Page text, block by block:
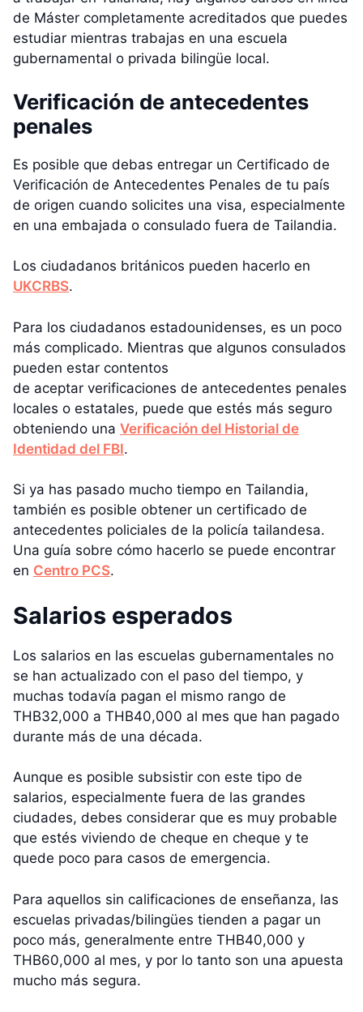
de Máster completamente acreditados que puedes
estudiar mientras trabajas en una escuela
gubernamental o privada bilingüe local.
Verificación de antecedentes
penales
Es posible que debas entregar un Certificado de
Verificación de Antecedentes Penales de tu país
de origen cuando solicites una visa, especialmente
en una embajada o consulado fuera de Tailandia.
Los ciudadanos británicos pueden hacerlo en
UKCRBS.
Para los ciudadanos estadounidenses, es un poco
más complicado. Mientras que algunos consulados
pueden estar contentos
de aceptar verificaciones de antecedentes penales
locales o estatales, puede que estés más seguro
obteniendo una Verificación del Historial de
Identidad del FBI.
Si ya has pasado mucho tiempo en Tailandia,
también es posible obtener un certificado de
antecedentes policiales de la policía tailandesa.
Una guía sobre cómo hacerlo se puede encontrar
en Centro PCS.
Salarios esperados
Los salarios en las escuelas gubernamentales no
se han actualizado con el paso del tiempo, y
muchas todavía pagan el mismo rango de
THB32,000 a THB40,000 al mes que han pagado
durante más de una década.
Aunque es posible subsistir con este tipo de
salarios, especialmente fuera de las grandes
ciudades, debes considerar que es muy probable
que estés viviendo de cheque en cheque y te
quede poco para casos de emergencia.
Para aquellos sin calificaciones de enseñanza, las
escuelas privadas/bilingües tienden a pagar un
poco más, generalmente entre THB40,000 y
THB60,000 al mes, y por lo tanto son una apuesta
mucho más segura.